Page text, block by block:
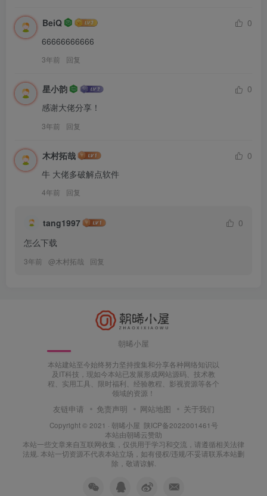
BeiQ
0
66666666666
3年前 回复
星小韵
0
感谢大佬分享！
3年前 回复
木村拓哉
0
牛 大佬多破解点软件
4年前 回复
tang1997
0
怎么下载
3年前 @木村拓哉 回复
朝晞小屋
本站建站至今始终努力坚持搜集和分享各种网络知识以
及IT科技，现如今本站已发展形成网站源码、技术教
程、实用工具、限时福利、经验教程、影视资源等各个
领域的资源！
友链申请 免责声明 网站地图 关于我们
Copyright © 2021 · 朝晞小屋 陕ICP备2022001461号
本站由朝晞云赞助
本站一些文章来自互联网收集，仅供用于学习和交流，请遵循相关法律
法规. 本站一切资源不代表本站立场，如有侵权/违规/不妥请联系本站删
除，敬请谅解.